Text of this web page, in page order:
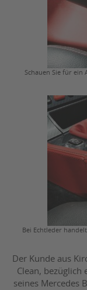
Schauen Sie für ein
Bei Echtleder
Der Kunde aus
Clean, bezüglich
seines Mercedes